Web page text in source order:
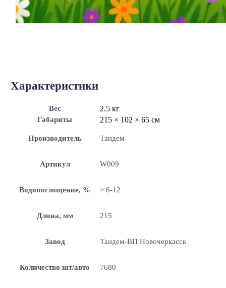
Характеристики
Вес 2.5 кг
Габариты 215 × 102 × 65 см
Производитель Тандем
Артикул W009
Водопоглощение, % > 6-12
Длина, мм 215
Завод Тандем-ВП Новочеркасск
Количество шт/авто 7680